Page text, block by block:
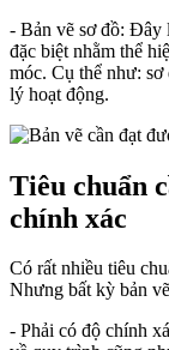
- Bản vẽ sơ đồ: Đây
đặc biệt nhằm thể
móc. Cụ thể như: sơ
lý hoạt động.
Tiêu chuẩn
chính xác
Có rất nhiều tiêu
Nhưng bất kỳ bản
- Phải có độ chính